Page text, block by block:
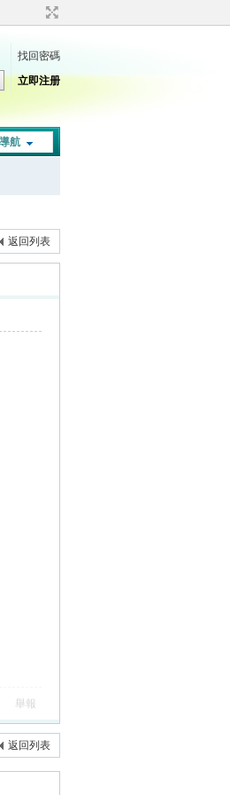
找回密碼
立即注册
航
返回列表
舉報
返回列表